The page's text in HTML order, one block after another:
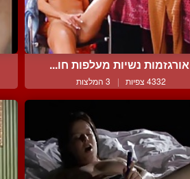
אורגזמות נשיות מעלפות חו...
4332 צפיות | 3 המלצות